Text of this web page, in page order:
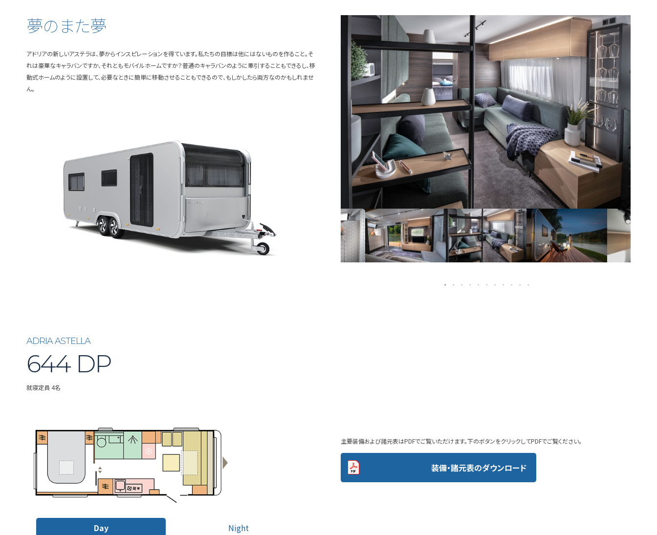
夢のまた夢
アドリアの新しいアステラは、夢からインスピレーションを得ています。私たちの目標は他にはないものを作ること。そ
れは豪華なキャラバンですか、それともモバイルホームですか？普通のキャラバンのように牽引することもできるし、移
動式ホームのように設置して、必要なときに簡単に移動させることもできるので、もしかしたら両方なのかもしれませ
ん。
ADRIA ASTELLA
644 DP
就寝定員 4名
Day Night
主要装備および諸元表はPDFでご覧いただけます。下のボタンをクリックしてPDFでご覧ください。
装備・諸元表のダウンロード